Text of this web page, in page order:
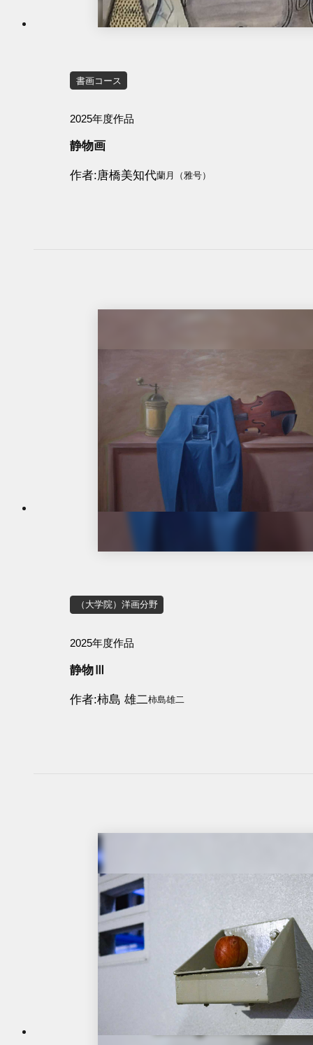
書画コース
2025年度作品
静物画
作者 唐橋美知代蘭月（雅号）
（大学院）洋画分野
2025年度作品
静物Ⅲ
作者 柿島 雄二柿島雄二